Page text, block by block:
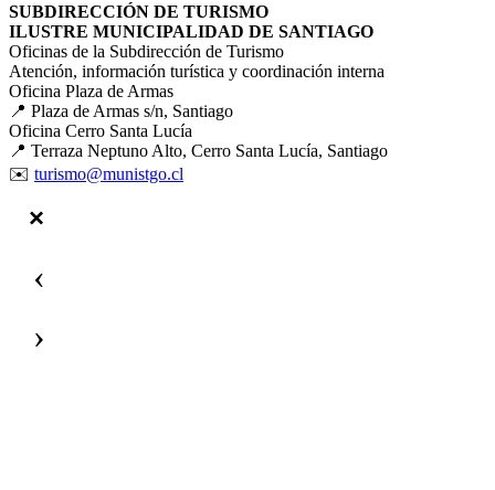
SUBDIRECCIÓN DE TURISMO
ILUSTRE MUNICIPALIDAD DE SANTIAGO
Oficinas de la Subdirección de Turismo
Atención, información turística y coordinación interna
Oficina Plaza de Armas
📍 Plaza de Armas s/n, Santiago
Oficina Cerro Santa Lucía
📍 Terraza Neptuno Alto, Cerro Santa Lucía, Santiago
✉️ turismo@munistgo.cl
‹
›